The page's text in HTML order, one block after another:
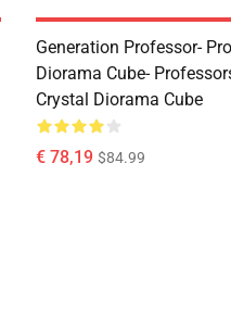
Generation Professor-
Diorama Cube-
Crystal Diorama Cube
€ 78,19 $84.99